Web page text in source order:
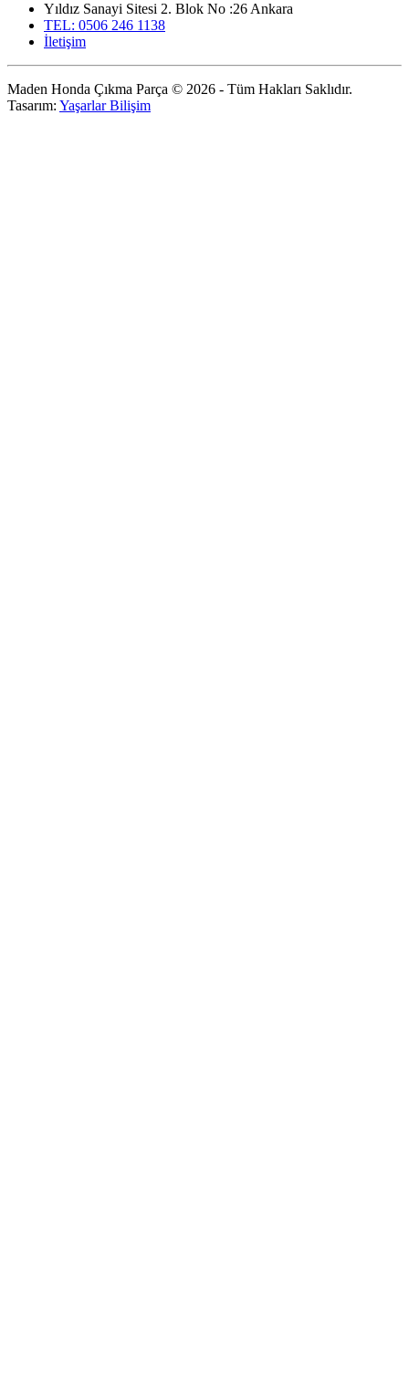
Yıldız Sanayi Sitesi 2. Blok No :26 Ankara
TEL: 0506 246 1138
İletişim
Maden Honda Çıkma Parça © 2026 - Tüm Hakları Saklıdır.
Tasarım: Yaşarlar Bilişim